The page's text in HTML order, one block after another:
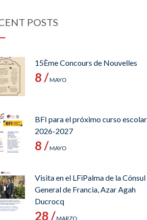
POSTS
15Ème Concours de Nouvelles
8 /MAYO
BFI para el próximo curso escolar
2026-2027
8 /MAYO
Visita en el LFiPalma de la Cónsul
General de Francia, Azar Agah
Ducrocq
28 /MARZO